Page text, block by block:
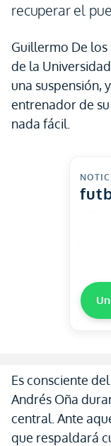
recuperar el
Guillermo De
de la
una suspensión,
entrenador de
nada fácil.
Es consciente
Andrés Oña
central. Ante
que respaldará